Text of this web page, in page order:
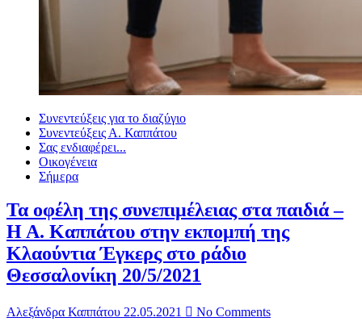
Συνεντεύξεις για το διαζύγιο
Συνεντεύξεις Α. Καππάτου
Σας ενδιαφέρει...
Οικογένεια
Σήμερα
Τα οφέλη της συνεπιμέλειας στα παιδιά –
Η Α. Καππάτου στην εκπομπή της
Κλαούντια Έγκερς στο ράδιο
Θεσσαλονίκη 20/5/2021
Αλεξάνδρα Καππάτου 22.05.2021 No Comments